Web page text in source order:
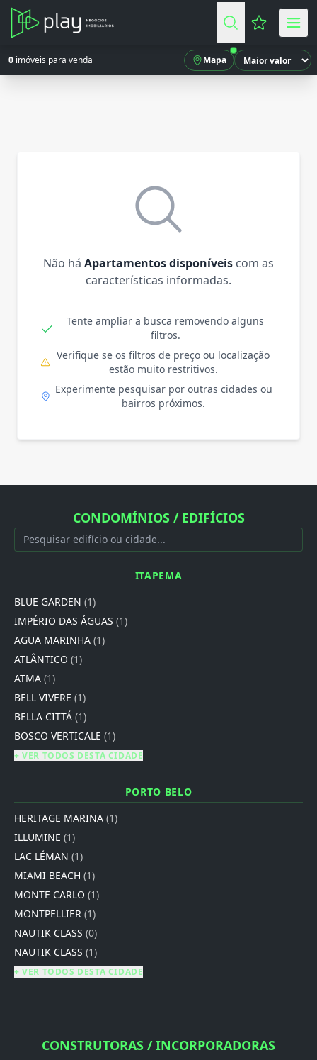
Favoritos
0 imóveis para venda Mapa
Não há Apartamentos disponíveis com as
características informadas.
Tente ampliar a busca removendo alguns
filtros.
Verifique se os filtros de preço ou localização
estão muito restritivos.
Experimente pesquisar por outras cidades ou
bairros próximos.
CONDOMÍNIOS / EDIFÍCIOS
ITAPEMA
BLUE GARDEN (1)
IMPÉRIO DAS ÁGUAS (1)
AGUA MARINHA (1)
ATLÂNTICO (1)
ATMA (1)
BELL VIVERE (1)
BELLA CITTÁ (1)
BOSCO VERTICALE (1)
+ VER TODOS DESTA CIDADE
PORTO BELO
HERITAGE MARINA (1)
ILLUMINE (1)
LAC LÉMAN (1)
MIAMI BEACH (1)
MONTE CARLO (1)
MONTPELLIER (1)
NAUTIK CLASS (0)
NAUTIK CLASS (1)
+ VER TODOS DESTA CIDADE
CONSTRUTORAS / INCORPORADORAS